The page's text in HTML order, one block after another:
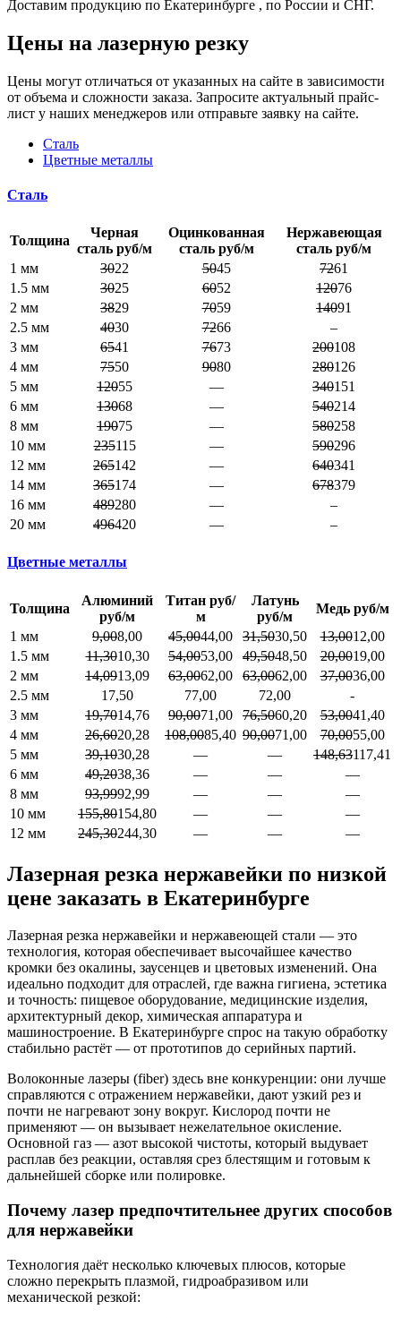
Доставим продукцию по Екатеринбурге , по России и СНГ.
Цены на лазерную резку
Цены могут отличаться от указанных на сайте в зависимости
от объема и сложности заказа. Запросите актуальный прайс-
лист у наших менеджеров или отправьте заявку на сайте.
Сталь
Цветные металлы
Сталь
Толщина
Черная
сталь руб/м
Оцинкованная
сталь руб/м
Нержавеющая
сталь руб/м
1 мм
3022 5045 7261
1.5 мм
3025 6052 12076
2 мм
3829 7059 14091
2.5 мм
4030 7266
–
3 мм
6541 7673 200108
4 мм
7550 9080 280126
5 мм
12055 — 340151
6 мм
13068 — 540214
8 мм
19075 — 580258
10 мм
235115 — 590296
12 мм
265142 — 640341
14 мм
365174 — 678379
16 мм
489280 —
–
20 мм
496420 — –
Цветные металлы
Толщина
Алюминий
руб/м
Титан руб/
м
Латунь
руб/м
Медь руб/м
1 мм
9,008,00 45,0044,00 31,5030,50 13,0012,00
1.5 мм
11,3010,30 54,0053,00 49,5048,50 20,0019,00
2 мм
14,0913,09 63,0062,00 63,0062,00 37,0036,00
2.5 мм
17,50 77,00 72,00
-
3 мм
19,7014,76 90,0071,00 76,5060,20 53,0041,40
4 мм
26,6020,28 108,0085,40 90,0071,00 70,0055,00
5 мм
39,1030,28 — — 148,63117,41
6 мм
49,2038,36 — —
—
8 мм
93,9992,99 — —
—
10 мм
155,80154,80 — —
—
12 мм
245,30244,30 — — —
Лазерная резка нержавейки по низкой
цене заказать в Екатеринбурге
Лазерная резка нержавейки и нержавеющей стали — это
технология, которая обеспечивает высочайшее качество
кромки без окалины, заусенцев и цветовых изменений. Она
идеально подходит для отраслей, где важна гигиена, эстетика
и точность: пищевое оборудование, медицинские изделия,
архитектурный декор, химическая аппаратура и
машиностроение. В Екатеринбурге спрос на такую обработку
стабильно растёт — от прототипов до серийных партий.
Волоконные лазеры (fiber) здесь вне конкуренции: они лучше
справляются с отражением нержавейки, дают узкий рез и
почти не нагревают зону вокруг. Кислород почти не
применяют — он вызывает нежелательное окисление.
Основной газ — азот высокой чистоты, который выдувает
расплав без реакции, оставляя срез блестящим и готовым к
дальнейшей сборке или полировке.
Почему лазер предпочтительнее других способов
для нержавейки
Технология даёт несколько ключевых плюсов, которые
сложно перекрыть плазмой, гидроабразивом или
механической резкой: